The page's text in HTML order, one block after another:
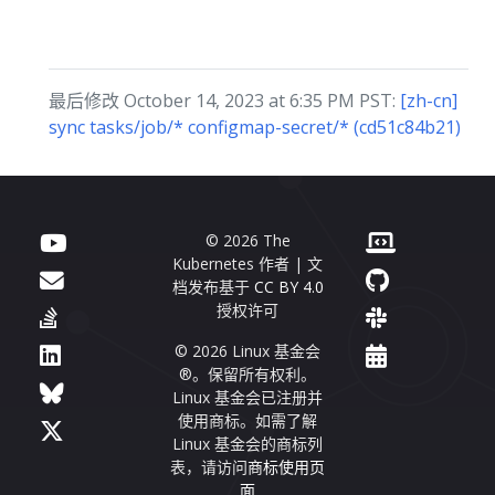
最后修改 October 14, 2023 at 6:35 PM PST: [zh-cn]
sync tasks/job/* configmap-secret/* (cd51c84b21)
© 2026 The
Kubernetes 作者 | 文
档发布基于 CC BY 4.0
授权许可
© 2026 Linux 基金会
®。保留所有权利。
Linux 基金会已注册并
使用商标。如需了解
Linux 基金会的商标列
表，请访问商标使用页
面